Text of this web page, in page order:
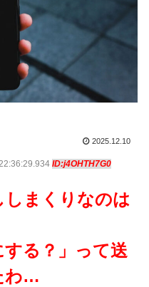
2025.12.10
ID:j4OHTH7G0
まくりなのは
する？」って送
わ…